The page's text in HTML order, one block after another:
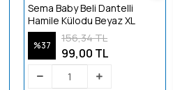
Sema Baby Beli Dantelli
Hamile Külodu Beyaz XL
%37
156,34 TL
99,00 TL